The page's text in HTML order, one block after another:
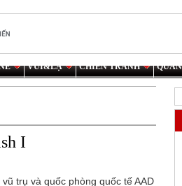
VUI&LẠ CHIẾN TRANH
I
trụ và quốc phòng quốc tế AAD